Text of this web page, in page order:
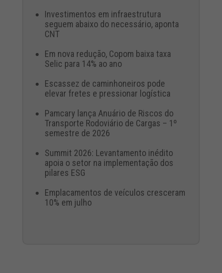
Investimentos em infraestrutura
seguem abaixo do necessário, aponta
CNT
Em nova redução, Copom baixa taxa
Selic para 14% ao ano
Escassez de caminhoneiros pode
elevar fretes e pressionar logística
Pamcary lança Anuário de Riscos do
Transporte Rodoviário de Cargas – 1º
semestre de 2026
Summit 2026: Levantamento inédito
apoia o setor na implementação dos
pilares ESG
Emplacamentos de veículos cresceram
10% em julho